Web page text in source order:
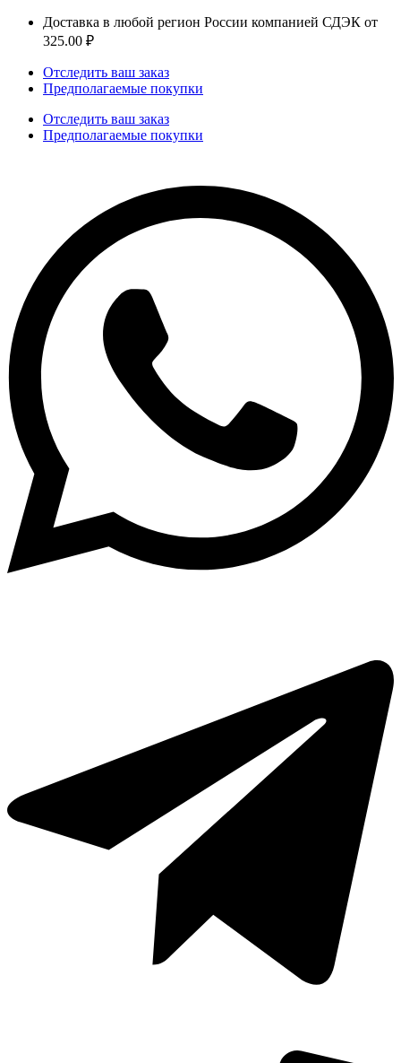
Доставка в любой регион России компанией СДЭК от
325.00 ₽
Отследить ваш заказ
Предполагаемые покупки
Отследить ваш заказ
Предполагаемые покупки